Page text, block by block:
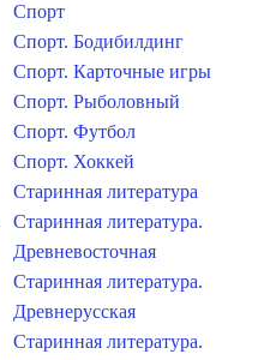
Спорт
Спорт. Бодибилдинг
Спорт. Карточные игры
Спорт. Рыболовный
Спорт. Футбол
Спорт. Хоккей
Старинная литература
Старинная литература.
Древневосточная
Старинная литература.
Древнерусская
Старинная литература.